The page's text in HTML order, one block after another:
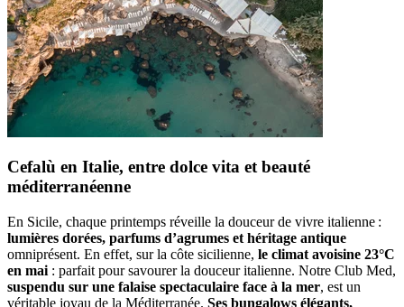
Cefalù en Italie, entre dolce vita et beauté
méditerranéenne
En Sicile, chaque printemps réveille la douceur de vivre italienne :
lumières dorées, parfums d’agrumes et héritage antique
omniprésent. En effet, sur la côte sicilienne, le climat avoisine 23°C
en mai : parfait pour savourer la douceur italienne. Notre Club Med,
suspendu sur une falaise spectaculaire face à la mer, est un
véritable joyau de la Méditerranée. Ses bungalows élégants,